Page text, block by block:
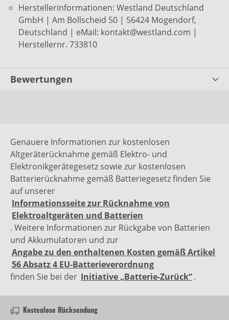
Herstellerinformationen: Westland Deutschland
GmbH | Am Bollscheid 50 | 56424 Mogendorf,
Deutschland | eMail: kontakt@westland.com |
Herstellernr. 733810
Bewertungen
Genauere Informationen zur kostenlosen
Altgeräterücknahme gemäß Elektro- und
Elektronikgerätegesetz sowie zur kostenlosen
Batterierücknahme gemäß Batteriegesetz finden Sie
auf unserer
Informationsseite zur Rücknahme von
Elektroaltgeräten und Batterien
. Weitere Informationen zur Rückgabe von Batterien
und Akkumulatoren und zur
Angabe zu den enthaltenen Kosten gemäß Artikel
56 Absatz 4 EU-Batterieverordnung
finden Sie bei der Initiative „Batterie-Zurück“.
Kostenlose Rücksendung